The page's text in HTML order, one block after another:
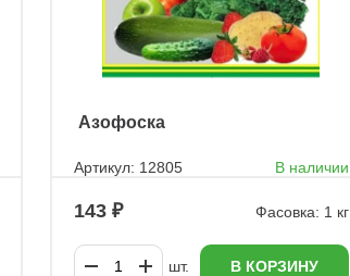
ㅤ Азофоска
Артикул: 12805 В наличии
143 Фасовка: 1 кг
шт. В КОРЗИНУ